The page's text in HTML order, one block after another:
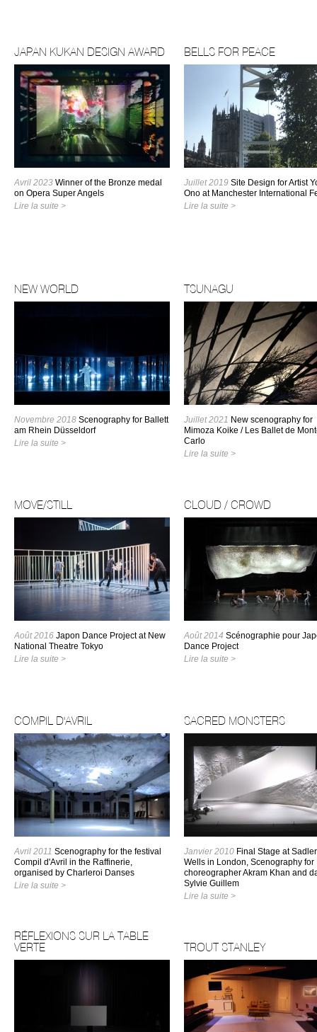
JAPAN KUKAN DESIGN AWARD
Avril 2023 Winner of the Bronze medal
on Opera Super Angels
Lire la suite >
BELLS FOR PEACE
Juillet 2019 Site Design for Artist
Ono at Manchester International
Lire la suite >
NEW WORLD
Novembre 2018 Scenography for Ballett
am Rhein Düsseldorf
Lire la suite >
TSUNAGU
Juillet 2021 New scenography for
Mimoza Koike / Les Ballet de
Carlo
Lire la suite >
MOVE/STILL
Août 2016 Japon Dance Project at New
National Theatre Tokyo
Lire la suite >
CLOUD / CROWD
Août 2014 Scénographie pour
Dance Project
Lire la suite >
COMPIL D'AVRIL
Avril 2011 Scenography for the festival
Compil d'Avril in the Raffinerie,
organised by Charleroi Danses
Lire la suite >
SACRED MONSTERS
Janvier 2010 Final Stage at
Wells in London, Scenography for
choreographer Akram Khan and
Sylvie Guillem
Lire la suite >
RÉFLEXIONS SUR LA TABLE
VERTE
TROUT STANLEY